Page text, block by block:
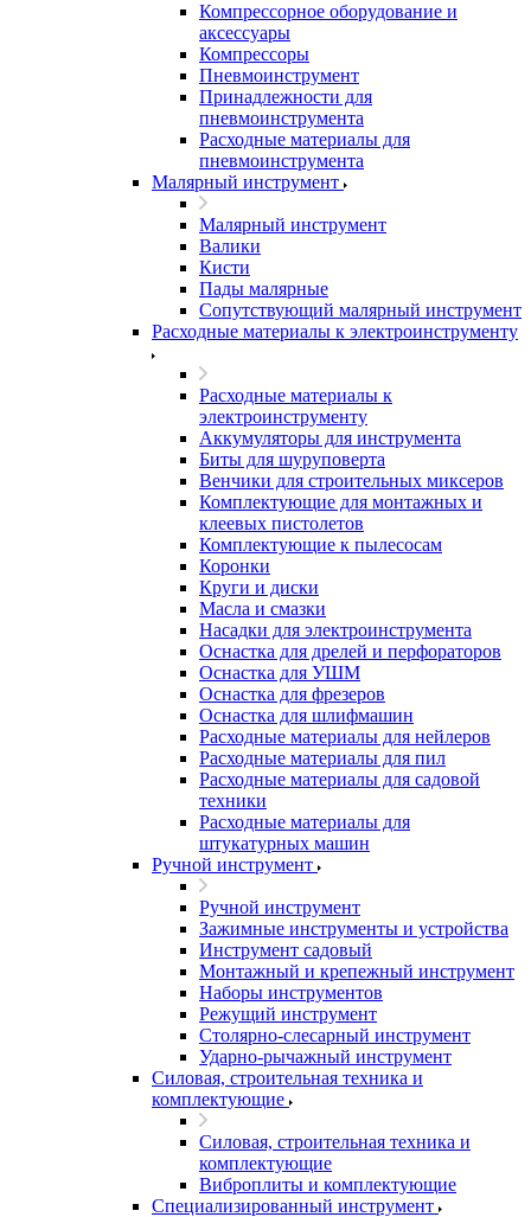
Компрессорное оборудование и
аксессуары
Компрессоры
Пневмоинструмент
Принадлежности для
пневмоинструмента
Расходные материалы для
пневмоинструмента
Малярный инструмент
Малярный инструмент
Валики
Кисти
Пады малярные
Сопутствующий малярный инструмент
Расходные материалы к электроинструменту
Расходные материалы к
электроинструменту
Аккумуляторы для инструмента
Биты для шуруповерта
Венчики для строительных миксеров
Комплектующие для монтажных и
клеевых пистолетов
Комплектующие к пылесосам
Коронки
Круги и диски
Масла и смазки
Насадки для электроинструмента
Оснастка для дрелей и перфораторов
Оснастка для УШМ
Оснастка для фрезеров
Оснастка для шлифмашин
Расходные материалы для нейлеров
Расходные материалы для пил
Расходные материалы для садовой
техники
Расходные материалы для
штукатурных машин
Ручной инструмент
Ручной инструмент
Зажимные инструменты и устройства
Инструмент садовый
Монтажный и крепежный инструмент
Наборы инструментов
Режущий инструмент
Столярно-слесарный инструмент
Ударно-рычажный инструмент
Силовая, строительная техника и
комплектующие
Силовая, строительная техника и
комплектующие
Виброплиты и комплектующие
Специализированный инструмент